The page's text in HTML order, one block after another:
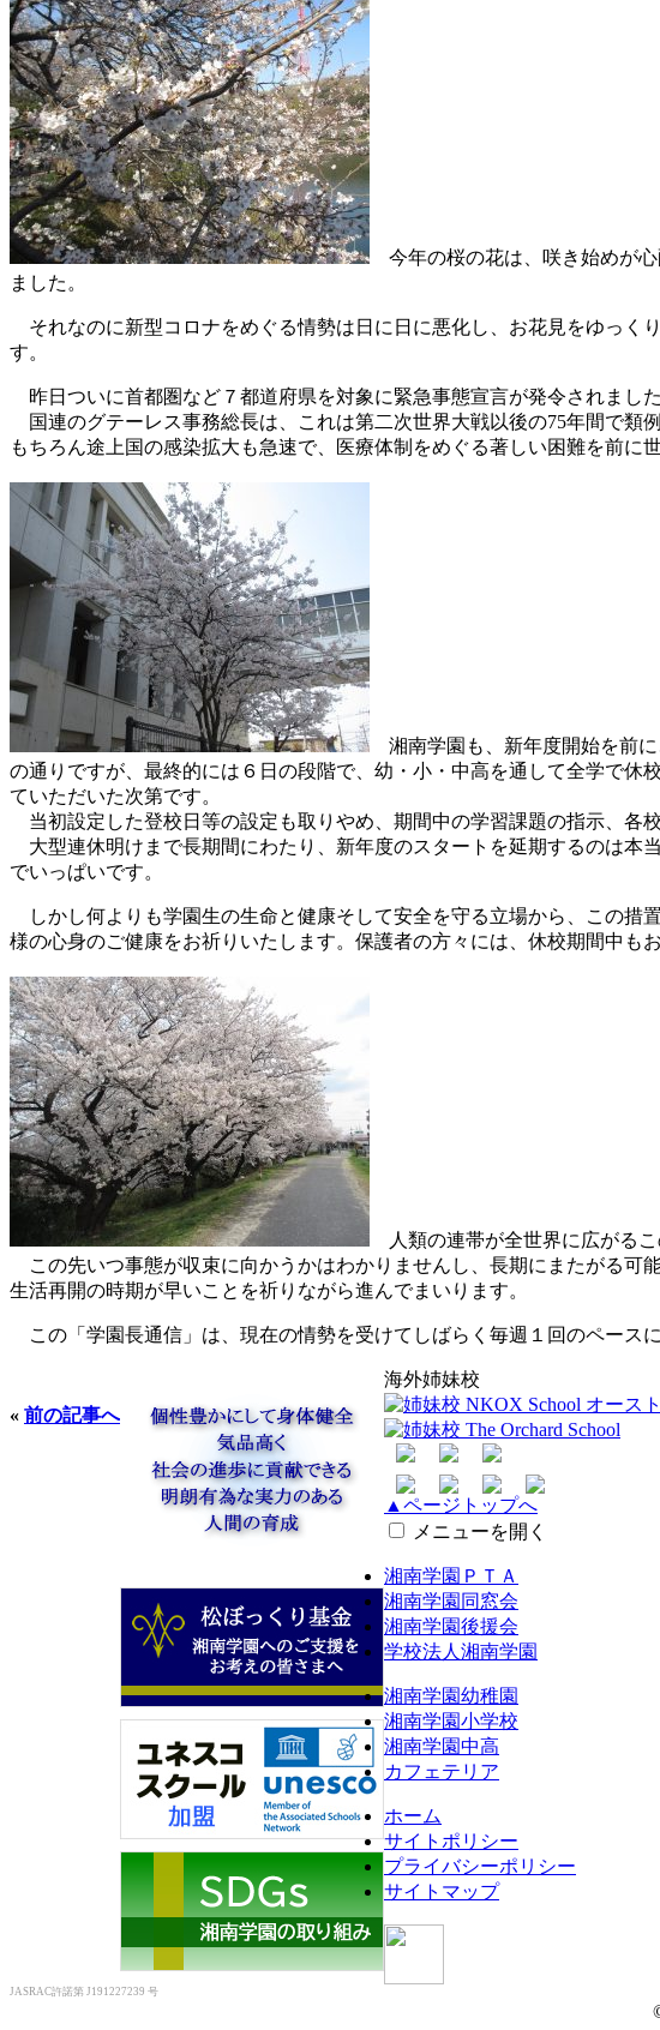
今年の桜の花は、咲き始めが心
ました。
それなのに新型コロナをめぐる情勢は日に日に悪化し、お花見をゆっく
す。
昨日ついに首都圏など７都道府県を対象に緊急事態宣言が発令されました
国連のグテーレス事務総長は、これは第二次世界大戦以後の75年間で類
もちろん途上国の感染拡大も急速で、医療体制をめぐる著しい困難を前に
湘南学園も、新年度開始を前に
の通りですが、最終的には６日の段階で、幼・小・中高を通して全学で
ていただいた次第です。
当初設定した登校日等の設定も取りやめ、期間中の学習課題の指示、各
大型連休明けまで長期間にわたり、新年度のスタートを延期するのは本
でいっぱいです。
しかし何よりも学園生の生命と健康そして安全を守る立場から、この措
様の心身のご健康をお祈りいたします。保護者の方々には、休校期間中も
人類の連帯が全世界に広がるこ
この先いつ事態が収束に向かうかはわかりませんし、長期にまたがる可
生活再開の時期が早いことを祈りながら進んでまいります。
この「学園長通信」は、現在の情勢を受けてしばらく毎週１回のペース
« 前の記事へ
海外姉妹校
▲ページトップへ
メニューを開く
湘南学園ＰＴＡ
湘南学園同窓会
湘南学園後援会
学校法人湘南学園
湘南学園幼稚園
湘南学園小学校
湘南学園中高
カフェテリア
ホーム
サイトポリシー
プライバシーポリシー
サイトマップ
JASRAC許諾第 J191227239 号